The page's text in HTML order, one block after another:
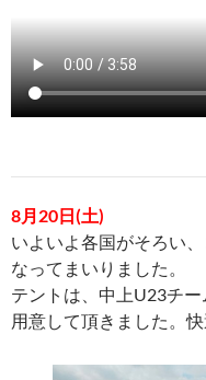
8月20日(土)
いよいよ各国がそろい
なってまいりました。
テントは、中上U23チ
用意して頂きました。